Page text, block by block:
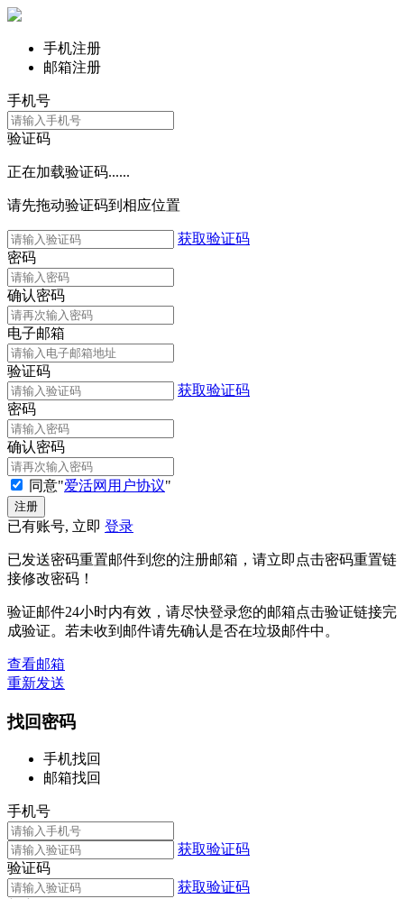
手机注册
邮箱注册
手机号
验证码
正在加载验证码......
请先拖动验证码到相应位置
获取验证码
密码
确认密码
电子邮箱
验证码
获取验证码
密码
确认密码
同意"爱活网用户协议"
已有账号, 立即 登录
已发送密码重置邮件到您的注册邮箱，请立即点击密码重置链
接修改密码！
验证邮件24小时内有效，请尽快登录您的邮箱点击验证链接完
成验证。若未收到邮件请先确认是否在垃圾邮件中。
查看邮箱
重新发送
找回密码
手机找回
邮箱找回
手机号
获取验证码
验证码
获取验证码